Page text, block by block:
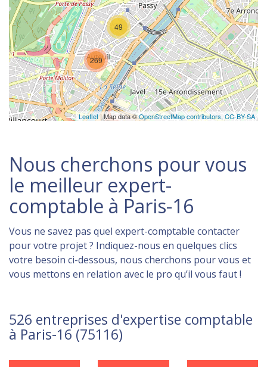
49
269
Leaflet| Map data ©OpenStreetMap contributors, CC-BY-SA
Nous cherchons pour vous
le meilleur expert-
comptable à Paris-16
Vous ne savez pas quel expert-comptable contacter
pour votre projet ? Indiquez-nous en quelques clics
votre besoin ci-dessous, nous cherchons pour vous et
vous mettons en relation avec le pro qu’il vous faut !
526 entreprises d'expertise comptable
à Paris-16 (75116)